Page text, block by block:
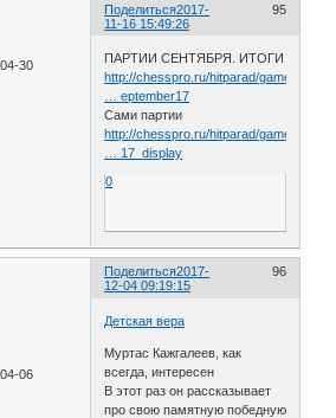
Поделиться 95
2017-
11-16 15:49:26
30
ПАРТИИ СЕНТЯБРЯ. ИТОГИ
http://chesspro.ru/hitparad/game_of_the
… eptember17
Сами партии
http://chesspro.ru/hitparad/game_of_the
… 17_display
0
Поделиться 96
2017-
12-04 09:19:15
06
Детская вера
Муртас Кажгалеев, как
всегда, интересен
В этот раз он рассказывает
про свою памятную победную